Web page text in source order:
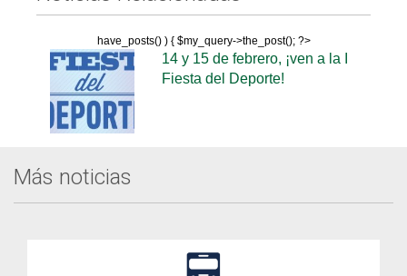
have_posts() ) { $my_query->the_post(); ?>
14 y 15 de febrero, ¡ven a la I
Fiesta del Deporte!
Más noticias